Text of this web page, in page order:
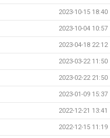
2023-10-15 18:40
2023-10-04 10:57
2023-04-18 22:12
2023-03-22 11:50
2023-02-22 21:50
2023-01-09 15:37
2022-12-21 13:41
2022-12-15 11:19